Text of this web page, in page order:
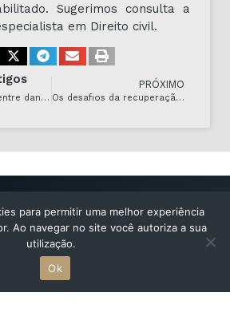
Sugerimos consulta a
em Direito civil.
Qual a diferença entre dano moral e dano material?
PRÓXIMO
Os desafios da recuperação de crédito no contexto atual.
para permitir uma melhor experiência
Ao navegar no site você autoriza a sua
utilização.
Ok